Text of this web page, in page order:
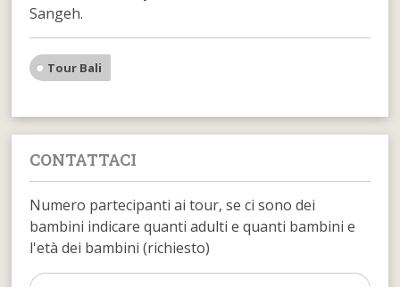
Sangeh.
Tour Bali
CONTATTACI
Numero partecipanti ai tour, se ci sono dei
bambini indicare quanti adulti e quanti bambini e
l'età dei bambini (richiesto)